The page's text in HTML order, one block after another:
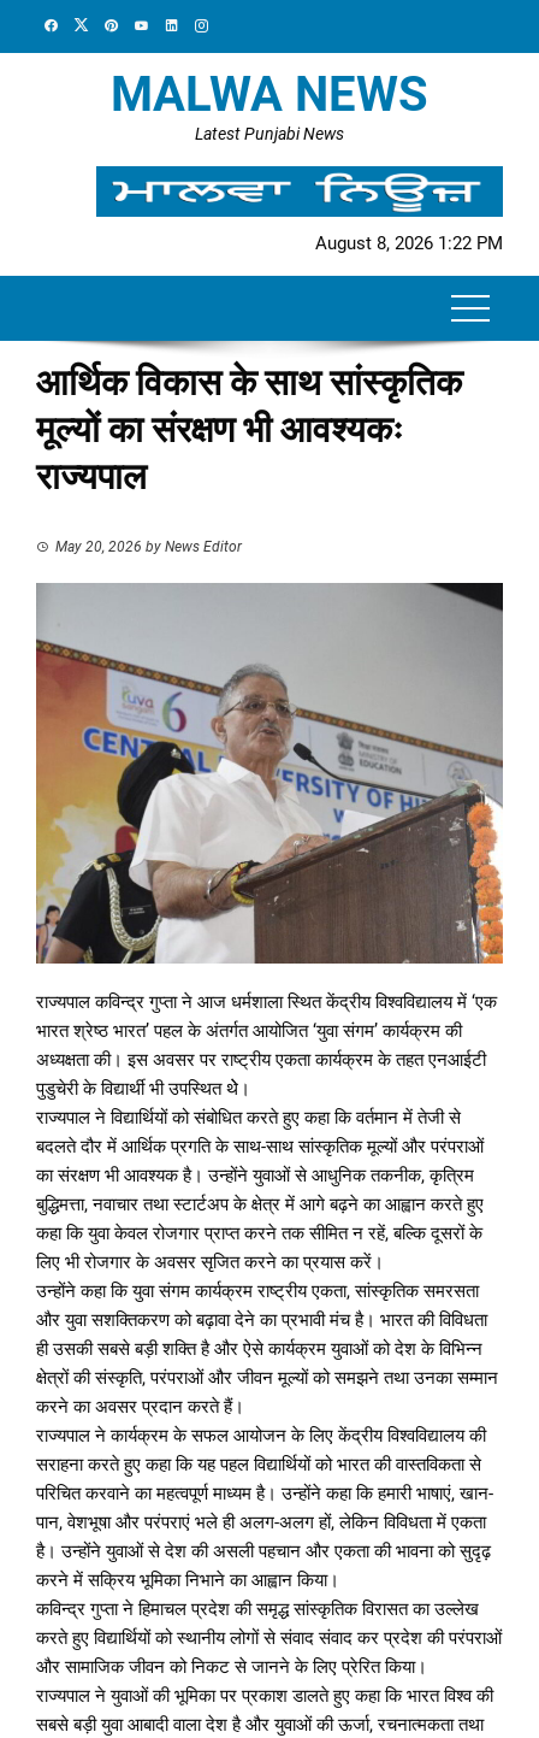
MALWA NEWS
Latest Punjabi News
August 8, 2026 1:22 PM
आर्थिक विकास के साथ सांस्कृतिक
मूल्यों का संरक्षण भी आवश्यकः
राज्यपाल
May 20, 2026 by News Editor
राज्यपाल कविन्द्र गुप्ता ने आज धर्मशाला स्थित केंद्रीय विश्वविद्यालय में ‘एक
भारत श्रेष्ठ भारत’ पहल के अंतर्गत आयोजित ‘युवा संगम’ कार्यक्रम की
अध्यक्षता की। इस अवसर पर राष्ट्रीय एकता कार्यक्रम के तहत एनआईटी
पुडुचेरी के विद्यार्थी भी उपस्थित थेे।
राज्यपाल ने विद्यार्थियों को संबोधित करते हुए कहा कि वर्तमान में तेजी से
बदलते दौर में आर्थिक प्रगति के साथ-साथ सांस्कृतिक मूल्यों और परंपराओं
का संरक्षण भी आवश्यक है। उन्होंने युवाओं से आधुनिक तकनीक, कृत्रिम
बुद्धिमत्ता, नवाचार तथा स्टार्टअप के क्षेत्र में आगे बढ़ने का आह्वान करते हुए
कहा कि युवा केवल रोजगार प्राप्त करने तक सीमित न रहें, बल्कि दूसरों के
लिए भी रोजगार के अवसर सृजित करने का प्रयास करें।
उन्होंने कहा कि युवा संगम कार्यक्रम राष्ट्रीय एकता, सांस्कृतिक समरसता
और युवा सशक्तिकरण को बढ़ावा देने का प्रभावी मंच है। भारत की विविधता
ही उसकी सबसे बड़ी शक्ति है और ऐसे कार्यक्रम युवाओं को देश के विभिन्न
क्षेत्रों की संस्कृति, परंपराओं और जीवन मूल्यों को समझने तथा उनका सम्मान
करने का अवसर प्रदान करते हैं।
राज्यपाल ने कार्यक्रम के सफल आयोजन के लिए केंद्रीय विश्वविद्यालय की
सराहना करते हुए कहा कि यह पहल विद्यार्थियों को भारत की वास्तविकता से
परिचित करवाने का महत्वपूर्ण माध्यम है। उन्होंने कहा कि हमारी भाषाएं, खान-
पान, वेशभूषा और परंपराएं भले ही अलग-अलग हों, लेकिन विविधता में एकता
है। उन्होंने युवाओं से देश की असली पहचान और एकता की भावना को सुदृढ़
करने में सक्रिय भूमिका निभाने का आह्वान किया।
कविन्द्र गुप्ता ने हिमाचल प्रदेश की समृद्ध सांस्कृतिक विरासत का उल्लेख
करते हुए विद्यार्थियों को स्थानीय लोगों से संवाद संवाद कर प्रदेश की परंपराओं
और सामाजिक जीवन को निकट से जानने के लिए प्रेरित किया।
राज्यपाल ने युवाओं की भूमिका पर प्रकाश डालते हुए कहा कि भारत विश्व की
सबसे बड़ी युवा आबादी वाला देश है और युवाओं की ऊर्जा, रचनात्मकता तथा